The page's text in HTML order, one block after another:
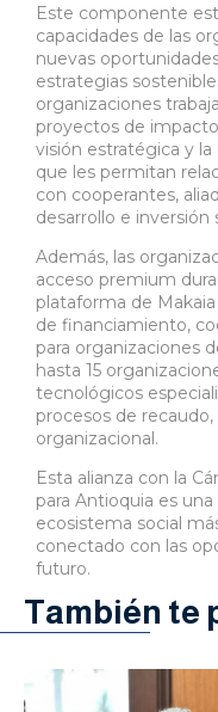
Este componente
capacidades de las
nuevas
estrategias
organizaciones
proyectos de
visión estratégica y
que les permitan
con cooperantes,
desarrollo e inversión
Además, las
acceso premium
plataforma de
de financiamiento,
para organizaciones
hasta 15
tecnológicos
procesos de
organizacional.
Esta alianza con la
para Antioquia es
ecosistema social
conectado con las
futuro.
También te